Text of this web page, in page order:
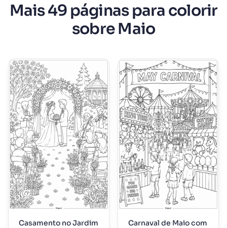
Mais 49 páginas para colorir
sobre Maio
Casamento no Jardim
Carnaval de Maio com